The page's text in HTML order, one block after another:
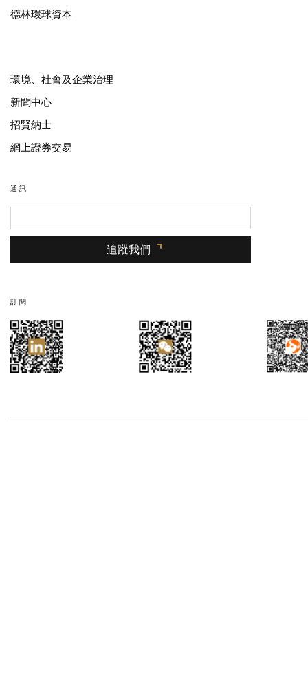
德林環球資本
環境、社會及企業治理
新聞中心
招賢納士
網上證券交易
通訊
追蹤我們
訂閱